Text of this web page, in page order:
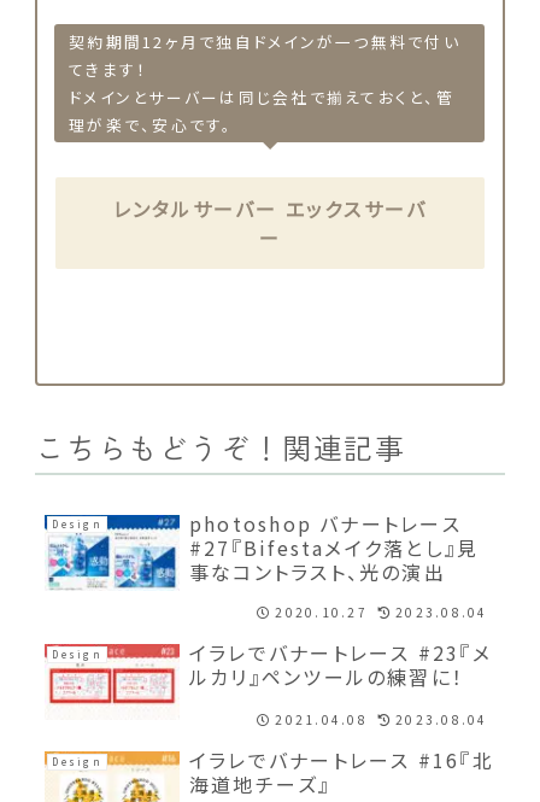
契約期間12ヶ月で独自ドメインが一つ無料で付い
てきます！
ドメインとサーバーは同じ会社で揃えておくと、管
理が楽で、安心です。
レンタルサーバー エックスサーバ
ー
こちらもどうぞ！関連記事
Design
photoshop バナートレース
#27『Bifestaメイク落とし』見
事なコントラスト、光の演出
2020.10.27 2023.08.04
Design
イラレでバナートレース #23『メ
ルカリ』ペンツールの練習に！
2021.04.08 2023.08.04
Design
イラレでバナートレース #16『北
海道地チーズ』